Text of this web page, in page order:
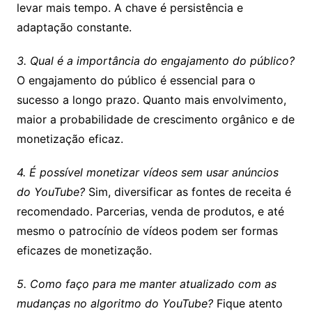
levar mais tempo. A chave é persistência e
adaptação constante.
3. Qual é a importância do engajamento do público?
O engajamento do público é essencial para o
sucesso a longo prazo. Quanto mais envolvimento,
maior a probabilidade de crescimento orgânico e de
monetização eficaz.
4. É possível monetizar vídeos sem usar anúncios
do YouTube?Sim, diversificar as fontes de receita é
recomendado. Parcerias, venda de produtos, e até
mesmo o patrocínio de vídeos podem ser formas
eficazes de monetização.
5. Como faço para me manter atualizado com as
mudanças no algoritmo do YouTube?Fique atento